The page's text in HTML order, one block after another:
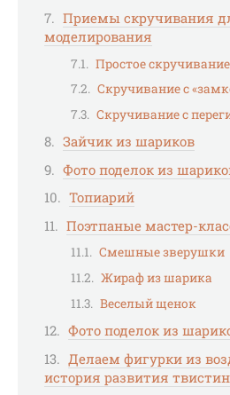
Приемы скручивания
моделирования
Простое скручивание
Скручивание с
Скручивание с
Зайчик из шариков
Фото поделок из
Топиарий
Поэтпаные мастер-
Смешные зверушки
Жираф из шарика
Веселый щенок
Фото поделок из
Делаем фигурки из
история развития